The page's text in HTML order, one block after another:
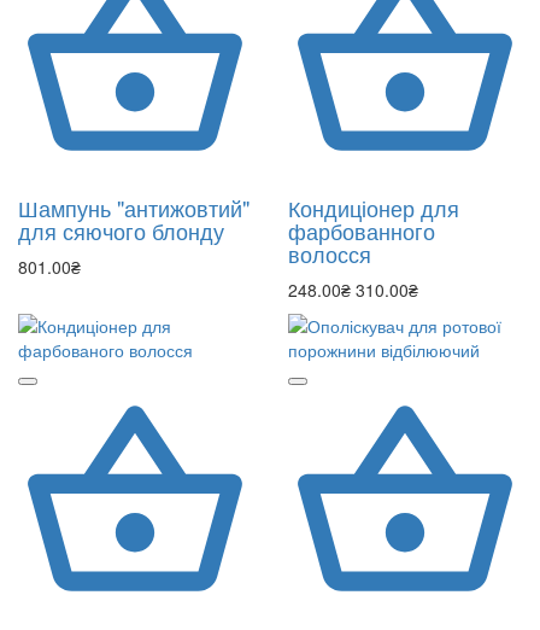
Шампунь "антижовтий"
для сяючого блонду
801.00₴
Кондиціонер для
фарбованного
волосся
248.00₴ 310.00₴